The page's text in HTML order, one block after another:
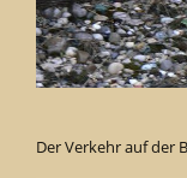
Der Verkehr auf der